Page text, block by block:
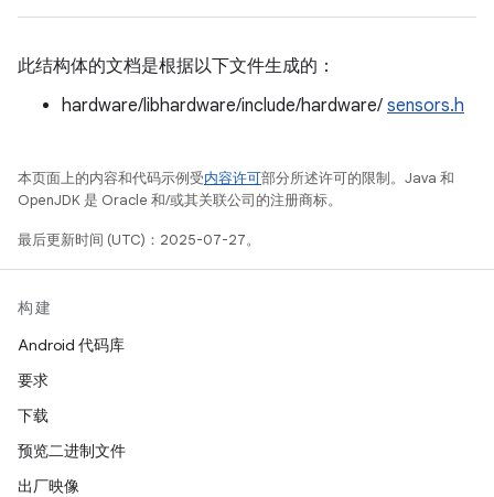
此结构体的文档是根据以下文件生成的：
hardware/libhardware/include/hardware/ sensors.h
本页面上的内容和代码示例受内容许可部分所述许可的限制。Java 和
OpenJDK 是 Oracle 和/或其关联公司的注册商标。
最后更新时间 (UTC)：2025-07-27。
构建
Android 代码库
要求
下载
预览二进制文件
出厂映像